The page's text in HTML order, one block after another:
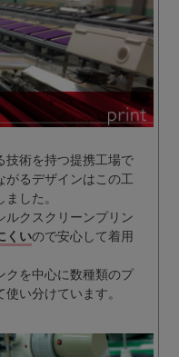
技術を持つ提携工場で
がるデザインはこの工
した。
ルクスクリーンプリン
くいので安心して着用
クを中心に数種類のプ
い分けています。